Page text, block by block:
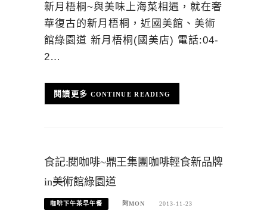
新月梧桐~與美味上海菜相遇，就在奢
華復古的新月梧桐，近國美館、美術
館綠園道 新月梧桐(國美店) 電話:04-
2…
CONTINUE READING
食記:閱咖啡~鼎王集團咖啡輕食新品牌
in美術館綠園道
咖啡下午茶早午餐 阿MON 2013-11-23